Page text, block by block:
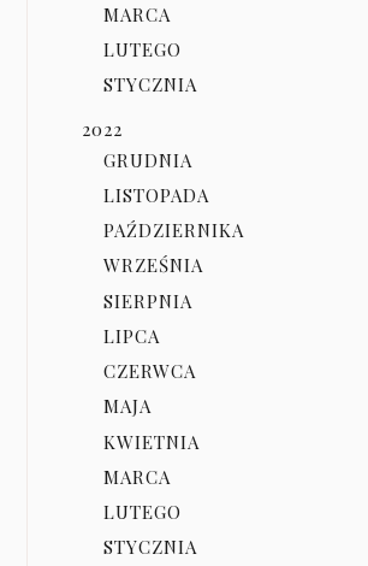
MARCA
LUTEGO
STYCZNIA
2022
GRUDNIA
LISTOPADA
PAŹDZIERNIKA
WRZEŚNIA
SIERPNIA
LIPCA
CZERWCA
MAJA
KWIETNIA
MARCA
LUTEGO
STYCZNIA